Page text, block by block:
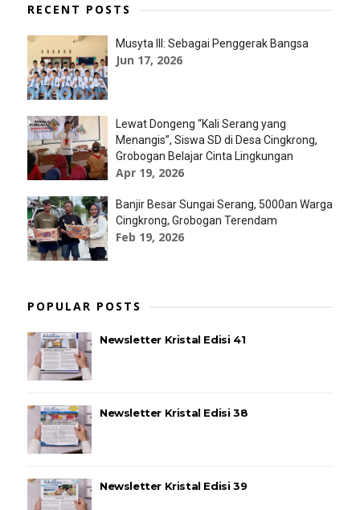
RECENT POSTS
Musyta III: Sebagai Penggerak Bangsa
Jun 17, 2026
Lewat Dongeng “Kali Serang yang
Menangis”, Siswa SD di Desa Cingkrong,
Grobogan Belajar Cinta Lingkungan
Apr 19, 2026
Banjir Besar Sungai Serang, 5000an Warga
Cingkrong, Grobogan Terendam
Feb 19, 2026
POPULAR POSTS
Newsletter Kristal Edisi 41
Newsletter Kristal Edisi 38
Newsletter Kristal Edisi 39